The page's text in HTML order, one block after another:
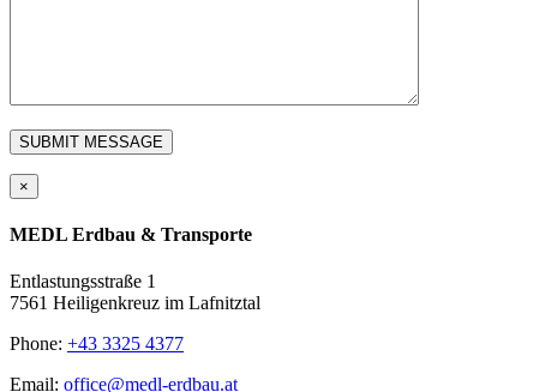
×
MEDL Erdbau & Transporte
Entlastungsstraße 1
7561 Heiligenkreuz im Lafnitztal
Phone: +43 3325 4377
Email: office@medl-erdbau.at